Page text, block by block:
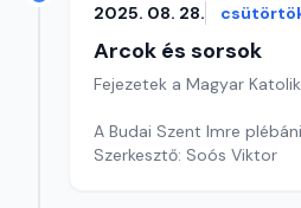
2025. 08. 28.
Arcok és sorsok
Fejezetek a Magyar
A Budai Szent Imre
Szerkesztő: Soós Viktor